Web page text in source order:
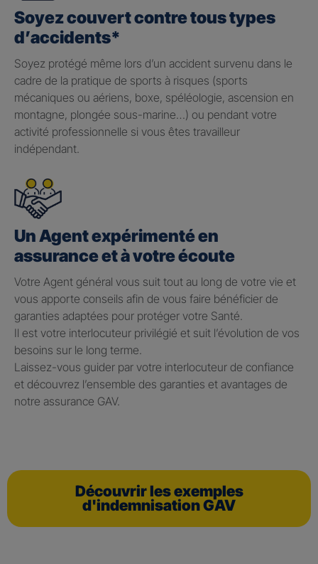
Soyez couvert contre tous types
d’accidents*
Soyez protégé même lors d’un accident survenu dans le
cadre de la pratique de sports à risques (sports
mécaniques ou aériens, boxe, spéléologie, ascension en
montagne, plongée sous-marine…) ou pendant votre
activité professionnelle si vous êtes travailleur
indépendant.
Un Agent expérimenté en
assurance et à votre écoute
Votre Agent général vous suit tout au long de votre vie et
vous apporte conseils afin de vous faire bénéficier de
garanties adaptées pour protéger votre Santé.
Il est votre interlocuteur privilégié et suit l’évolution de vos
besoins sur le long terme.
Laissez-vous guider par votre interlocuteur de confiance
et découvrez l’ensemble des garanties et avantages de
notre assurance GAV.
Découvrir les exemples
d'indemnisation GAV